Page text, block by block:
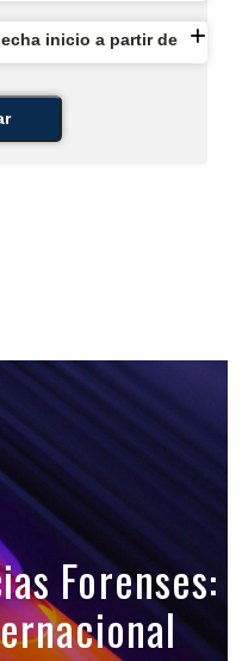
inicio a partir de
Forenses: